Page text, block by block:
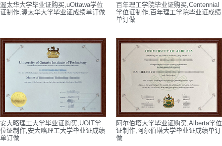
渥太华大学毕业证购买,uOttawa学位
证制作,渥太华大学毕业证成绩单订做
百年理工学院毕业证购买,Centennial
学位证制作,百年理工学院毕业证成绩
单订做
安大略理工大学毕业证购买,UOIT学
位证制作,安大略理工大学毕业证成绩
单订做
阿尔伯塔大学毕业证购买,Alberta学位
证制作,阿尔伯塔大学毕业证成绩单订
做